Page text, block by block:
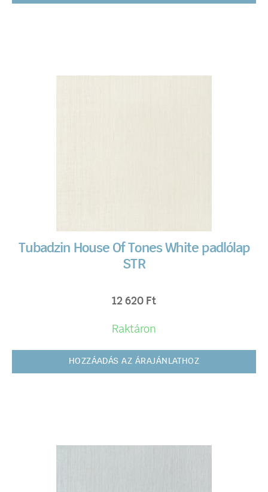
Tubadzin House Of Tones White padlólap
STR
12 620 Ft
Raktáron
HOZZÁADÁS AZ ÁRAJÁNLATHOZ